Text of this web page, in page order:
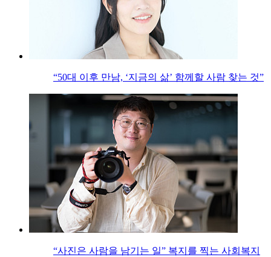
“50대 이후 만남, ‘지금의 삶’ 함께할 사람 찾는 것”
“사진은 사람을 남기는 일” 복지를 찍는 사회복지